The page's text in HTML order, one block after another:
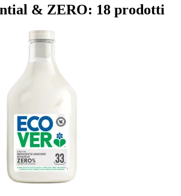
& ZERO: 18 prodotti